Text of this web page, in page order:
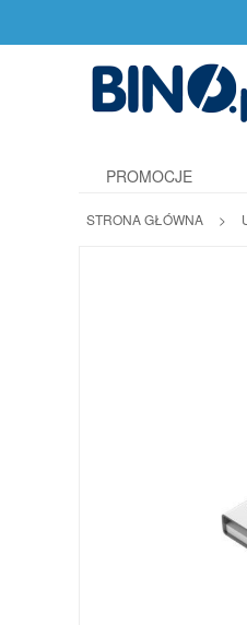
PROMOCJE
STRONA GŁÓWNA >